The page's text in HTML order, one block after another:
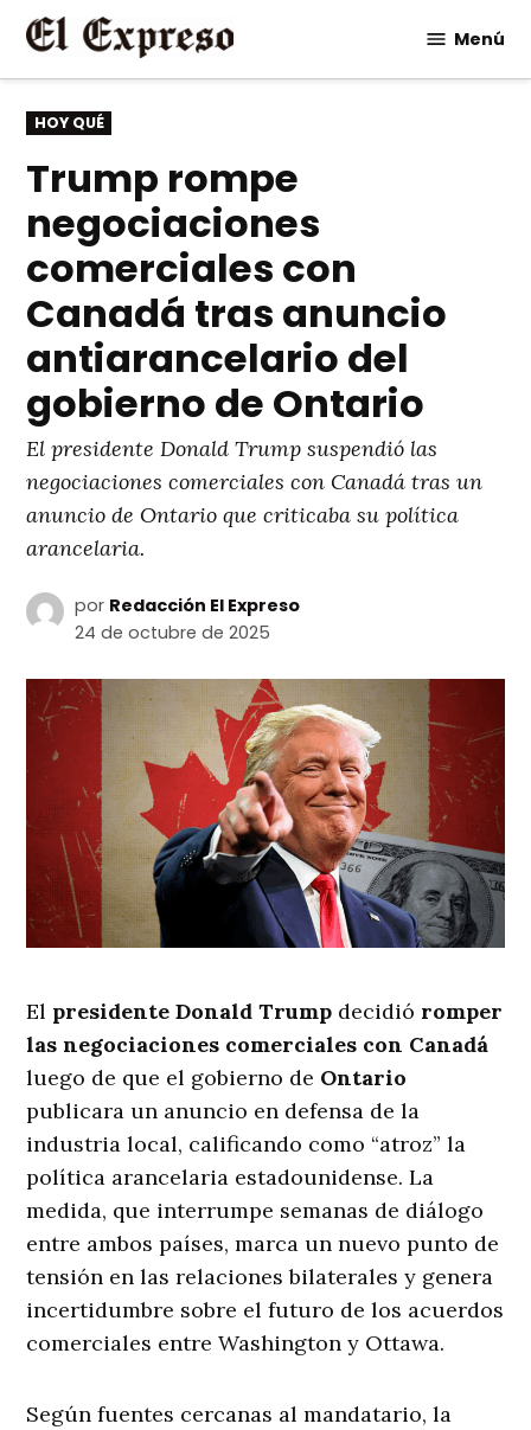
Saltar
contenido
Menú
PUBLICADO
EN
HOY QUÉ
Trump rompe
negociaciones
comerciales con
Canadá tras anuncio
antiarancelario del
gobierno de Ontario
El presidente Donald Trump suspendió las
negociaciones comerciales con Canadá tras un
anuncio de Ontario que criticaba su política
arancelaria.
por Redacción El Expreso
24 de octubre de 2025
El presidente Donald Trump decidió romper
las negociaciones comerciales con Canadá
luego de que el gobierno de Ontario
publicara un anuncio en defensa de la
industria local, calificando como “atroz” la
política arancelaria estadounidense. La
medida, que interrumpe semanas de diálogo
entre ambos países, marca un nuevo punto de
tensión en las relaciones bilaterales y genera
incertidumbre sobre el futuro de los acuerdos
comerciales entre Washington y Ottawa.
Según fuentes cercanas al mandatario, la